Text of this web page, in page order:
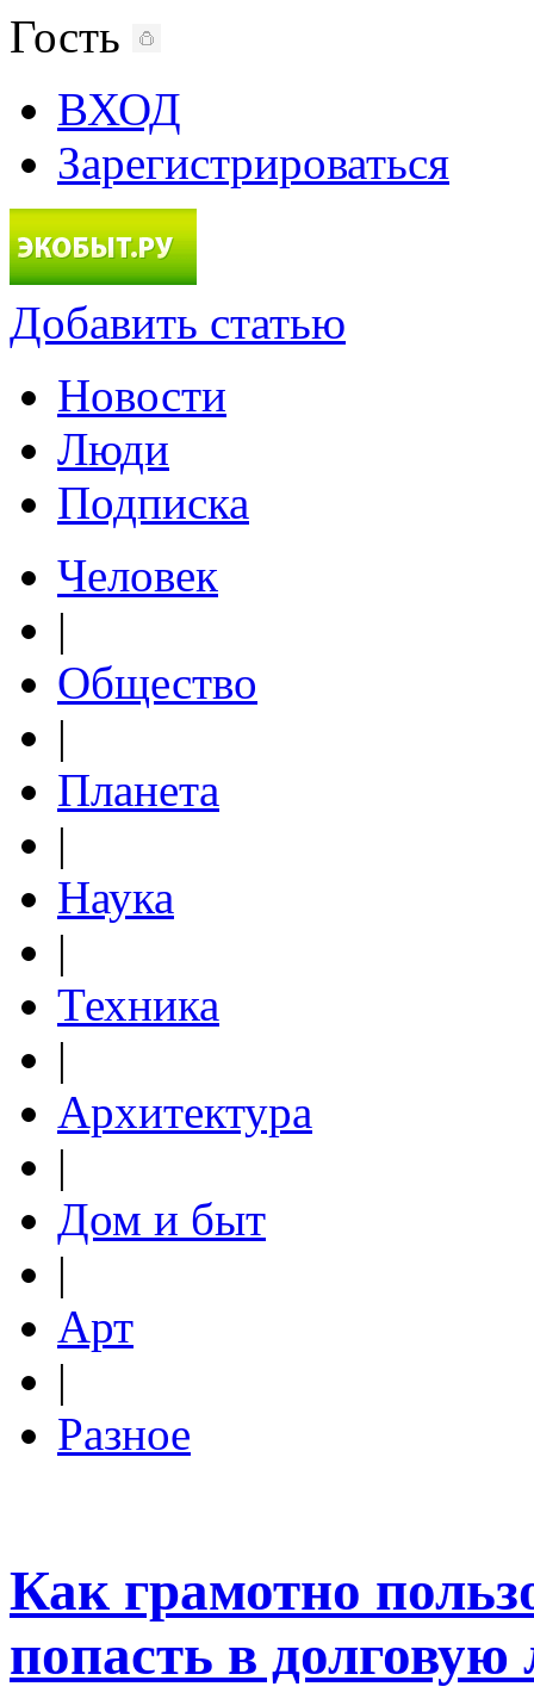
Гость
ВХОД
Зарегистрироваться
Добавить статью
Новости
Люди
Подписка
Человек
|
Общество
|
Планета
|
Наука
|
Техника
|
Архитектура
|
Дом и быт
|
Арт
|
Разное
Как грамотно
попасть в